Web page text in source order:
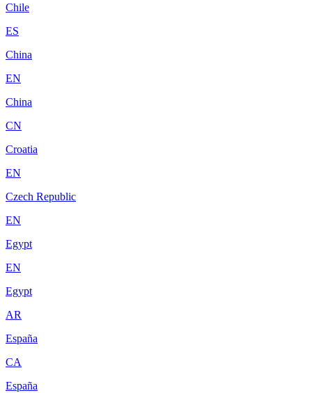
Chile
ES
China
EN
China
CN
Croatia
EN
Czech Republic
EN
Egypt
EN
Egypt
AR
España
CA
España